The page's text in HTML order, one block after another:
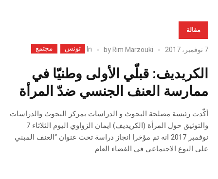
مقالة
7 نوفمبر، 2017 byRim Marzouki
In تونس مجتمع
الكريديف: قبلّي الأولى وطنيّا في
ممارسة العنف الجنسي ضدّ المرأة
أكّدت رئيسة مصلحة البحوث و الدراسات بمركز البحوث والدراسات
والتوثيق حول المرأة (الكريديف) ايمان الزواوي اليوم الثلاثاء 7
نوفمبر 2017 انه تم مؤخرا انجاز دراسة تحت عنوان “العنف المبني
على النوع الاجتماعي في الفضاء العام.